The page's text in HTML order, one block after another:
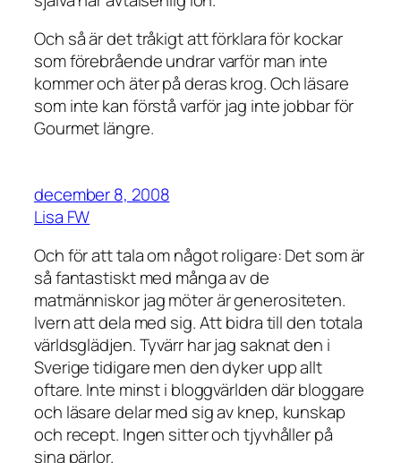
Och så är det tråkigt att förklara för kockar
som förebrående undrar varför man inte
kommer och äter på deras krog. Och läsare
som inte kan förstå varför jag inte jobbar för
Gourmet längre.
december 8, 2008
Lisa FW
Och för att tala om något roligare: Det som är
så fantastiskt med många av de
matmänniskor jag möter är generositeten.
Ivern att dela med sig. Att bidra till den totala
världsglädjen. Tyvärr har jag saknat den i
Sverige tidigare men den dyker upp allt
oftare. Inte minst i bloggvärlden där bloggare
och läsare delar med sig av knep, kunskap
och recept. Ingen sitter och tjyvhåller på
sina pärlor.